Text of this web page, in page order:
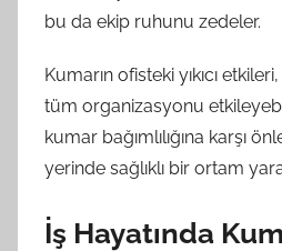
bu da ekip ruhunu zedeler.
Kumarın ofisteki yıkıcı
tüm organizasyonu
kumar bağımlılığına karşı
yerinde sağlıklı bir ortam
İş Hayatında